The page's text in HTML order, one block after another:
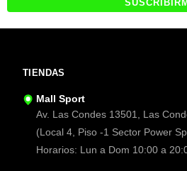
TIENDAS
Mall Sport
Av. Las Condes 13501, Las
(Local 4, Piso -1 Sector Power
Horarios: Lun a Dom 10:00 a